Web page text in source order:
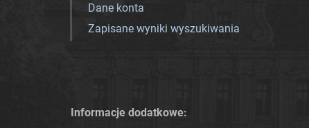
Dane konta
Zapisane wyniki wyszukiwania
Informacje dodatkowe: